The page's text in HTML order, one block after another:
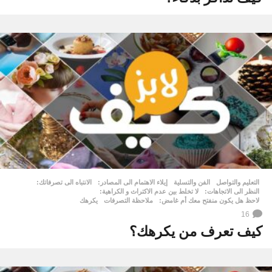
التعليم والتواصل ,
الفن والتسلية إيلاء الاهتمام الى المصادر: ,
الانتباه الى تصرفاتك:
النظر الى الاتجاهات:
,
لا تخلط بين عدم الاكتراث و الكراهية:
لاحظ هل يكون منفتح معك أم غامض:
,
ملاحظة التصرفات ,
يكرهك
16
كيف تعرف من يكرهك؟